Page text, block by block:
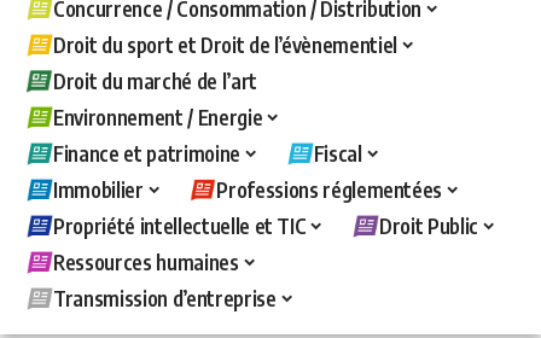
Concurrence / Consommation / Distribution
Droit du sport et Droit de l’évènementiel
Droit du marché de l’art
Environnement / Energie
Finance et patrimoine
Fiscal
Immobilier
Professions réglementées
Propriété intellectuelle et TIC
Droit Public
Ressources humaines
Transmission d’entreprise